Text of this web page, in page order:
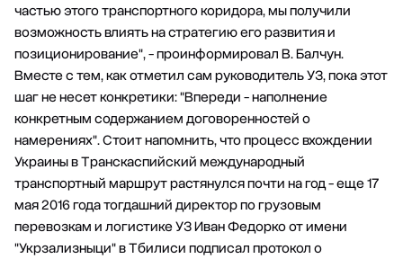
частью этого транспортного коридора, мы получили
возможность влиять на стратегию его развития и
позиционирование", - проинформировал В. Балчун.
Вместе с тем, как отметил сам руководитель УЗ, пока этот
шаг не несет конкретики: "Впереди - наполнение
конкретным содержанием договоренностей о
намерениях". Стоит напомнить, что процесс вхождении
Украины в Транскаспийский международный
транспортный маршрут растянулся почти на год - еще 17
мая 2016 года тогдашний директор по грузовым
перевозкам и логистике УЗ Иван Федорко от имени
"Укрзализныци" в Тбилиси подписал протокол о